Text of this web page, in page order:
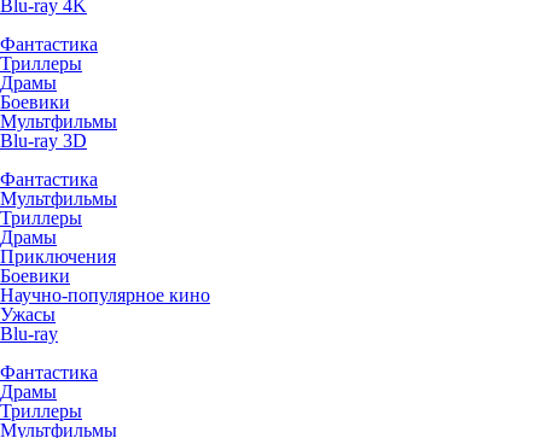
Blu-ray 4K
Фантастика
Триллеры
Драмы
Боевики
Мультфильмы
Blu-ray 3D
Фантастика
Мультфильмы
Триллеры
Драмы
Приключения
Боевики
Научно-популярное кино
Ужасы
Blu-ray
Фантастика
Драмы
Триллеры
Мультфильмы